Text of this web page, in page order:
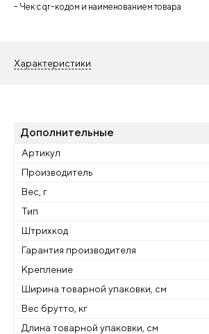
- Чек с qr-кодом и наименованием товара
Характеристики
Дополнительные
Артикул
Производитель
Вес, г
Тип
Штрихкод
Гарантия производителя
Крепление
Ширина товарной упаковки, см
Вес брутто, кг
Длина товарной упаковки, см